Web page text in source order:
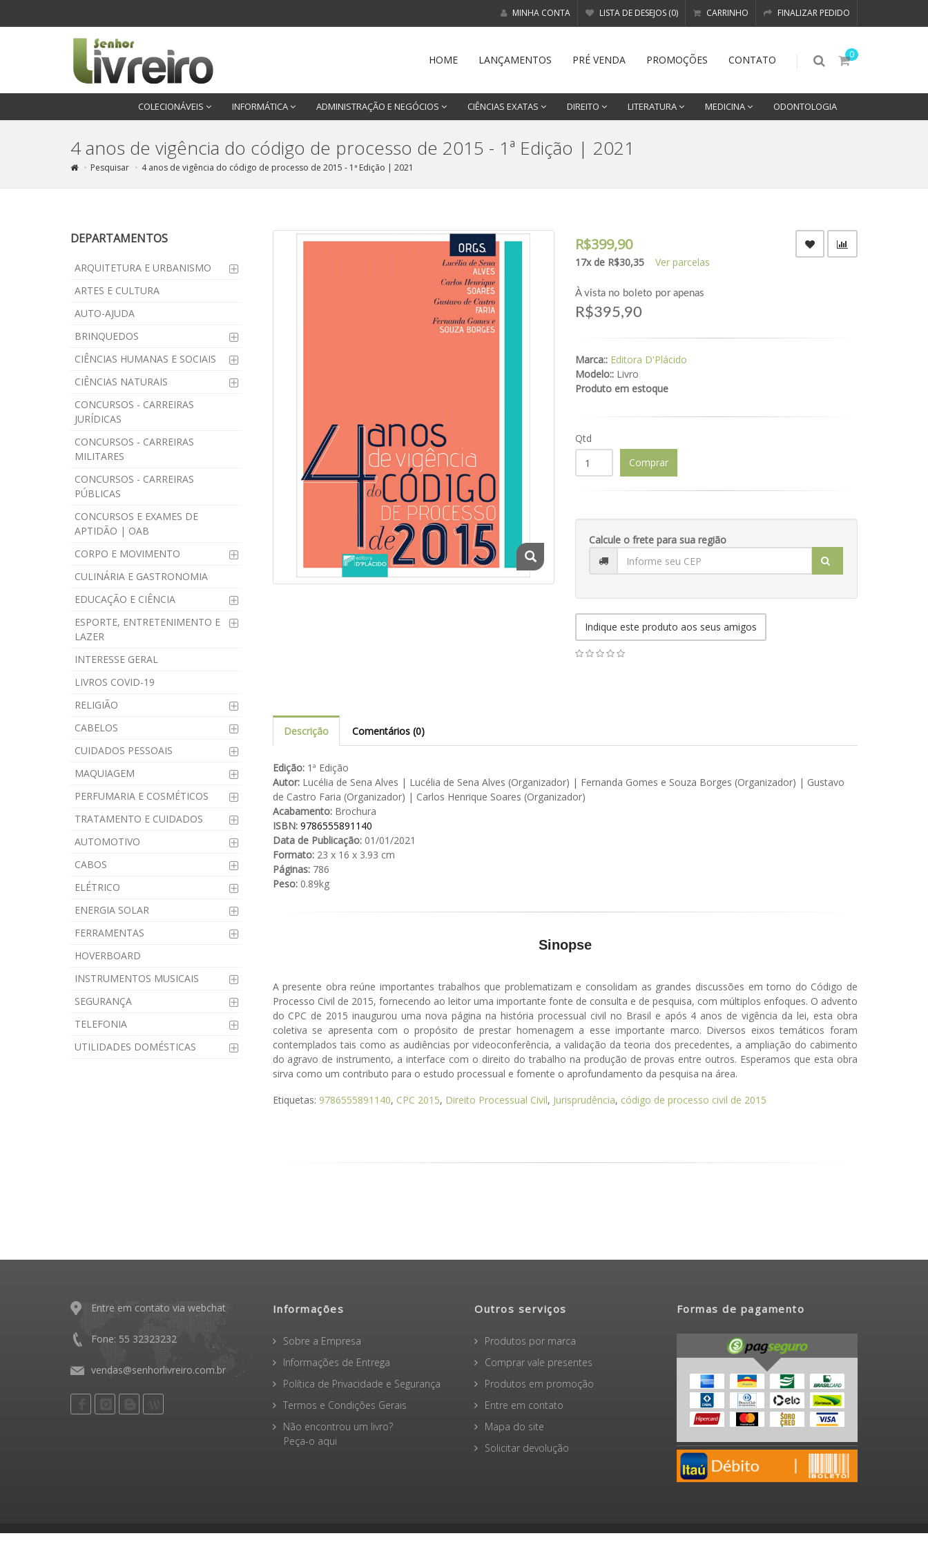
MINHA CONTA LISTA DE DESEJOS (0) CARRINHO FINALIZAR PEDIDO
0
HOME LANÇAMENTOS PRÉ VENDA PROMOÇÕES CONTATO
COLECIONÁVEIS INFORMÁTICA ADMINISTRAÇÃO E NEGÓCIOS CIÊNCIAS EXATAS DIREITO LITERATURA MEDICINA ODONTOLOGIA
4 anos de vigência do código de processo de 2015 - 1ª Edição | 2021
Pesquisar 4 anos de vigência do código de processo de 2015 - 1ª Edição | 2021
DEPARTAMENTOS
ARQUITETURA E URBANISMO
ARTES E CULTURA
AUTO-AJUDA
BRINQUEDOS
CIÊNCIAS HUMANAS E SOCIAIS
CIÊNCIAS NATURAIS
CONCURSOS - CARREIRAS
JURÍDICAS
CONCURSOS - CARREIRAS
MILITARES
CONCURSOS - CARREIRAS
PÚBLICAS
CONCURSOS E EXAMES DE
APTIDÃO | OAB
CORPO E MOVIMENTO
CULINÁRIA E GASTRONOMIA
EDUCAÇÃO E CIÊNCIA
ESPORTE, ENTRETENIMENTO E
LAZER
INTERESSE GERAL
LIVROS COVID-19
RELIGIÃO
CABELOS
CUIDADOS PESSOAIS
MAQUIAGEM
PERFUMARIA E COSMÉTICOS
TRATAMENTO E CUIDADOS
AUTOMOTIVO
CABOS
ELÉTRICO
ENERGIA SOLAR
FERRAMENTAS
HOVERBOARD
INSTRUMENTOS MUSICAIS
SEGURANÇA
TELEFONIA
UTILIDADES DOMÉSTICAS
R$399,90
17x de R$30,35 Ver parcelas
À vista no boleto por apenas
R$395,90
Marca:: Editora D'Plácido
Modelo:: Livro
Produto em estoque
Qtd
Comprar
Calcule o frete para sua região
Indique este produto aos seus amigos
Descrição Comentários (0)
Edição:1ª Edição
Autor:Lucélia de Sena Alves | Lucélia de Sena Alves (Organizador) | Fernanda Gomes e Souza Borges (Organizador) | Gustavo
de Castro Faria (Organizador) | Carlos Henrique Soares (Organizador)
Acabamento:Brochura
ISBN: 9786555891140
Data de Publicação:01/01/2021
Formato:23 x 16 x 3.93 cm
Páginas:786
Peso:0.89kg
Sinopse
A presente obra reúne importantes trabalhos que problematizam e consolidam as grandes discussões em torno do Código de
Processo Civil de 2015, fornecendo ao leitor uma importante fonte de consulta e de pesquisa, com múltiplos enfoques. O advento
do CPC de 2015 inaugurou uma nova página na história processual civil no Brasil e após 4 anos de vigência da lei, esta obra
coletiva se apresenta com o propósito de prestar homenagem a esse importante marco. Diversos eixos temáticos foram
contemplados tais como as audiências por videoconferência, a validação da teoria dos precedentes, a ampliação do cabimento
do agravo de instrumento, a interface com o direito do trabalho na produção de provas entre outros. Esperamos que esta obra
sirva como um contributo para o estudo processual e fomente o aprofundamento da pesquisa na área.
Etiquetas: 9786555891140, CPC 2015, Direito Processual Civil, Jurisprudência, código de processo civil de 2015
Entre em contato via webchat
Fone: 55 32323232
vendas@senhorlivreiro.com.br
Informações
Sobre a Empresa
Informações de Entrega
Política de Privacidade e Segurança
Termos e Condições Gerais
Não encontrou um livro?
Peça-o aqui
Outros serviços
Produtos por marca
Comprar vale presentes
Produtos em promoção
Entre em contato
Mapa do site
Solicitar devolução
Formas de pagamento